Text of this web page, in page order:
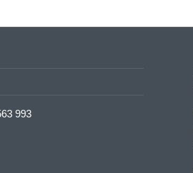
993